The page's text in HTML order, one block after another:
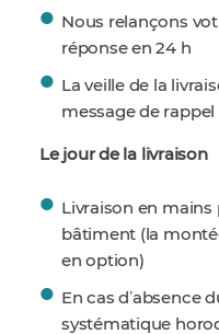
Nous relançons
réponse en 24 h
La veille de la
message de rappel
Le jour de la livraison
Livraison en mains
bâtiment (la
en option)
En cas dʼabsence
systématique